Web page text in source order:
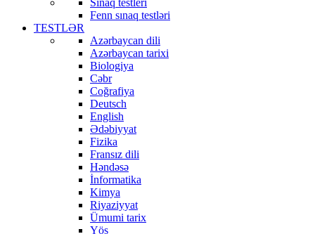
Sınaq testleri
Fenn sınaq testləri
TESTLƏR
Azərbaycan dili
Azərbaycan tarixi
Biologiya
Cəbr
Coğrafiya
Deutsch
English
Ədəbiyyat
Fizika
Fransız dili
Həndəsə
İnformatika
Kimya
Riyaziyyat
Ümumi tarix
Yös